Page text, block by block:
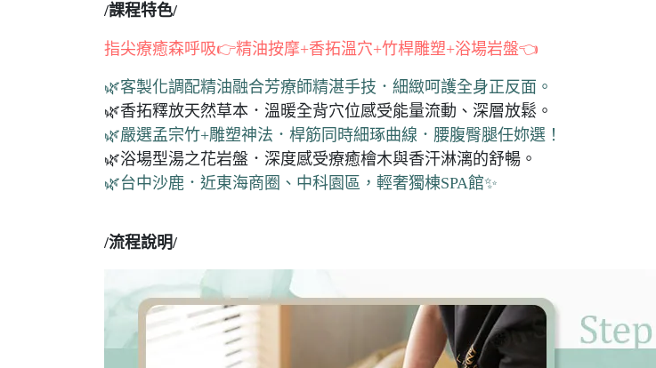
/課程特色/
指尖療癒森呼吸👉精油按摩+香拓溫穴+竹桿雕塑+浴場岩盤👈
🌿客製化調配精油融合芳療師精湛手技．細緻呵護全身正反面。
🌿香拓釋放天然草本．溫暖全背穴位感受能量流動、深層放鬆。
🌿嚴選孟宗竹+雕塑神法．桿筋同時細琢曲線．腰腹臀腿任妳選！
🌿浴場型湯之花岩盤．深度感受療癒檜木與香汗淋漓的舒暢。
🌿台中沙鹿．近東海商圈、中科園區，輕奢獨棟SPA館✨
/流程說明/